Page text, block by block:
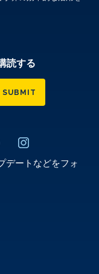
読する
SUBMIT
デートなどをフォ